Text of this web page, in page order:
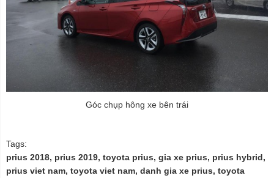
Góc chụp hông xe bên trái
Tags:
prius 2018, prius 2019, toyota prius, gia xe prius, prius hybrid,
prius viet nam, toyota viet nam, danh gia xe prius, toyota